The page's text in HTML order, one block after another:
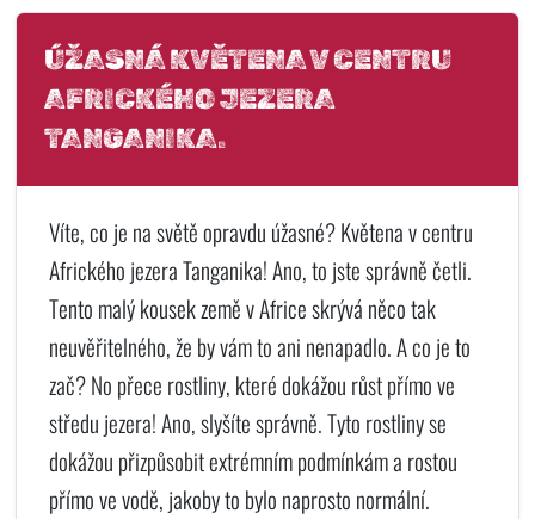
ÚŽASNÁ KVĚTENA V CENTRU
AFRICKÉHO JEZERA
TANGANIKA.
Víte, co je na světě opravdu úžasné? Květena v centru
Afrického jezera Tanganika! Ano, to jste správně četli.
Tento malý kousek země v Africe skrývá něco tak
neuvěřitelného, že by vám to ani nenapadlo. A co je to
zač? No přece rostliny, které dokážou růst přímo ve
středu jezera! Ano, slyšíte správně. Tyto rostliny se
dokážou přizpůsobit extrémním podmínkám a rostou
přímo ve vodě, jakoby to bylo naprosto normální.